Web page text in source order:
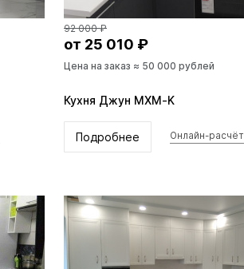
92 000 ₽
от 25 010 ₽
Цена на заказ ≈ 50 000 рублей
Кухня Джун MXM-K
Подробнее Онлайн-расчёт